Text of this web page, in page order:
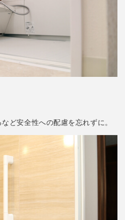
ど安全性への配慮を忘れずに。